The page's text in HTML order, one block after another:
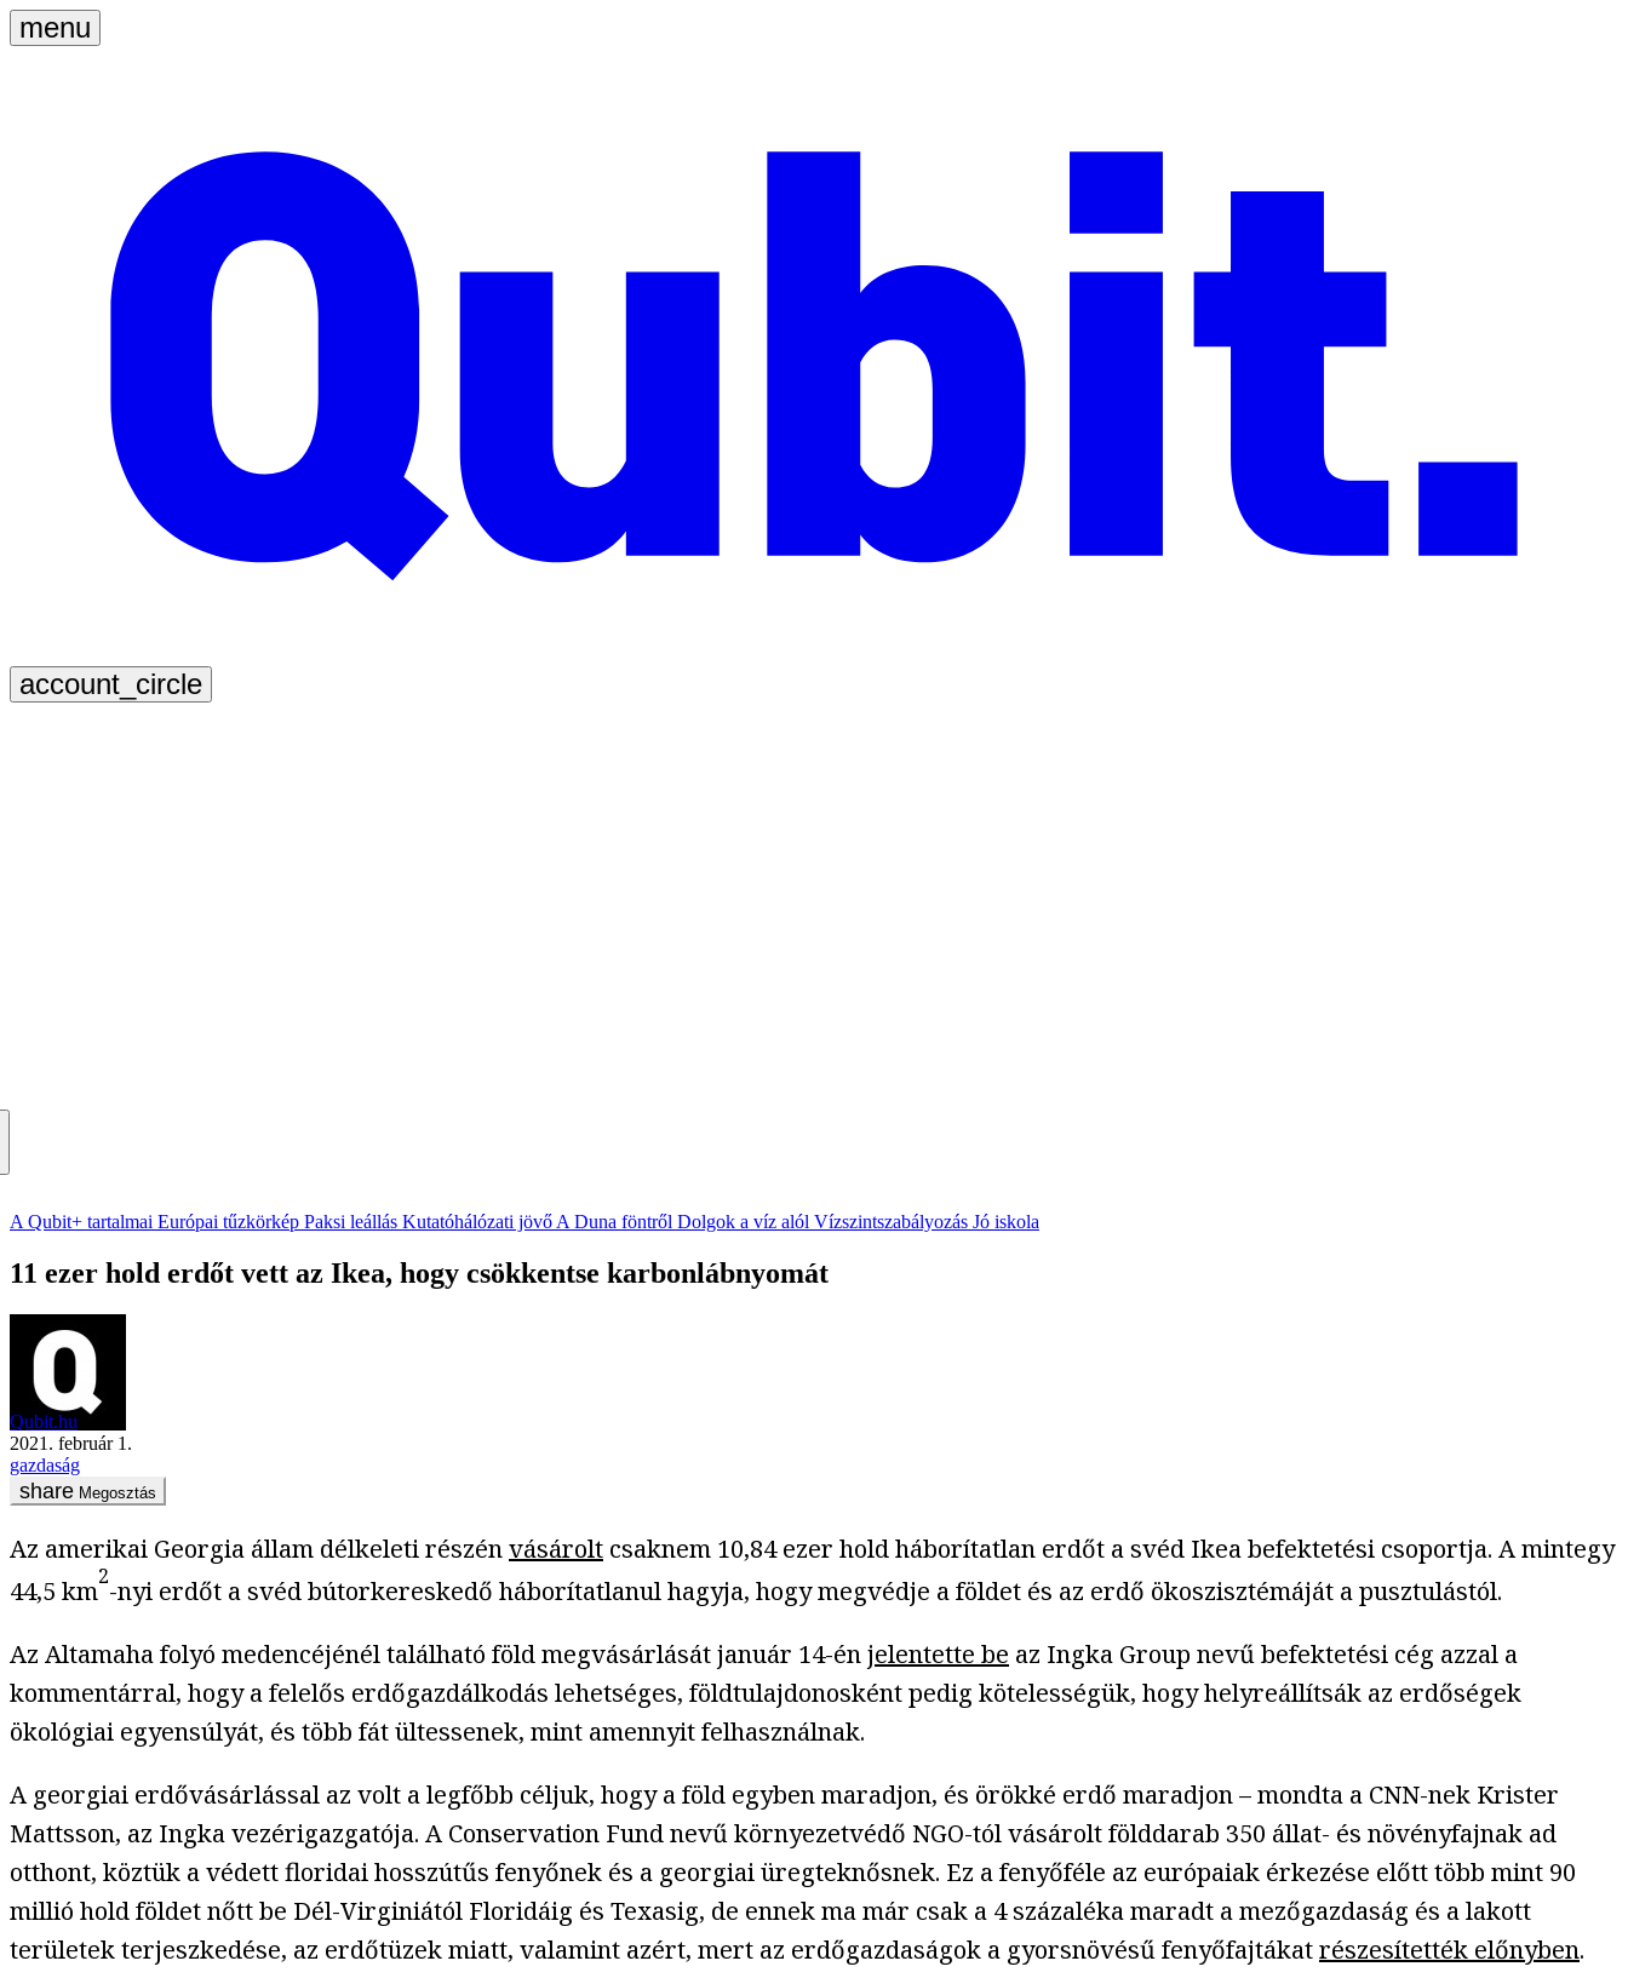
A Qubit+ tartalmai Európai tűzkörkép Paksi leállás Kutatóhálózati jövő A Duna föntről Dolgok a víz alól Vízszintszabályozás Jó iskola
11 ezer hold erdőt vett az Ikea, hogy csökkentse karbonlábnyomát
Qubit.hu
2021. február 1.
gazdaság
Megosztás
Az amerikai Georgia állam délkeleti részénvásárolt csaknem 10,84 ezer hold háborítatlan erdőt a svéd Ikea befektetési csoportja. A mintegy
44,5 km2-nyi erdőt a svéd bútorkereskedő háborítatlanul hagyja, hogy megvédje a földet és az erdő ökoszisztémáját a pusztulástól.
Az Altamaha folyó medencéjénél található föld megvásárlását január 14-énjelentette be az Ingka Group nevű befektetési cég azzal a
kommentárral, hogy a felelős erdőgazdálkodás lehetséges, földtulajdonosként pedig kötelességük, hogy helyreállítsák az erdőségek
ökológiai egyensúlyát, és több fát ültessenek, mint amennyit felhasználnak.
A georgiai erdővásárlással az volt a legfőbb céljuk, hogy a föld egyben maradjon, és örökké erdő maradjon – mondta a CNN-nek Krister
Mattsson, az Ingka vezérigazgatója. A Conservation Fund nevű környezetvédő NGO-tól vásárolt földdarab 350 állat- és növényfajnak ad
otthont, köztük a védett floridai hosszútűs fenyőnek és a georgiai üregteknősnek. Ez a fenyőféle az európaiak érkezése előtt több mint 90
millió hold földet nőtt be Dél-Virginiától Floridáig és Texasig, de ennek ma már csak a 4 százaléka maradt a mezőgazdaság és a lakott
területek terjeszkedése, az erdőtüzek miatt, valamint azért, mert az erdőgazdaságok a gyorsnövésű fenyőfajtákatrészesítették előnyben.